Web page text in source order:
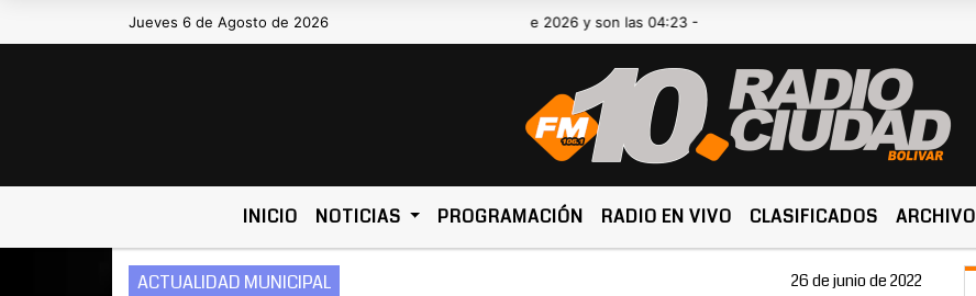
Jueves 6 de Agosto de 2026Hoy es Jueves 6 de Agosto de 2026 y son las 04:23 -
INICIO NOTICIAS PROGRAMACIÓN RADIO EN VIVO CLASIFICADOS ARCHIVO
ACTUALIDAD MUNICIPAL 26 de junio de 2022